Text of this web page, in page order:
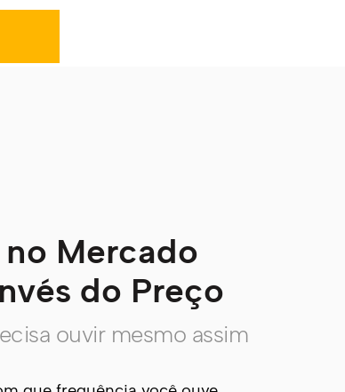
Mercado
do Preço
ouvir mesmo assim